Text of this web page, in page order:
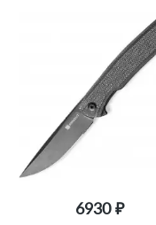
6930 ₽